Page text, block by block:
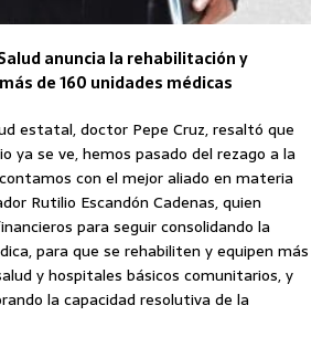
anuncia la rehabilitación y
de 160 unidades médicas
estatal, doctor Pepe Cruz, resaltó que
ya se ve, hemos pasado del rezago a la
con el mejor aliado en materia
Rutilio Escandón Cadenas, quien
para seguir consolidando la
para que se rehabiliten y equipen más
y hospitales básicos comunitarios, y
la capacidad resolutiva de la